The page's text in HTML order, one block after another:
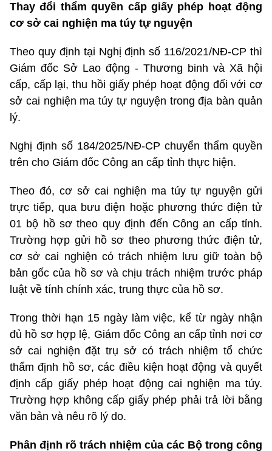
Thay đổi thẩm quyền cấp giấy phép hoạt động
cơ sở cai nghiện ma túy tự nguyện
Theo quy định tại Nghị định số 116/2021/NĐ-CP thì
Giám đốc Sở Lao động - Thương binh và Xã hội
cấp, cấp lại, thu hồi giấy phép hoạt động đối với cơ
sở cai nghiện ma túy tự nguyện trong địa bàn quản
lý.
Nghị định số 184/2025/NĐ-CP chuyển thẩm quyền
trên cho Giám đốc Công an cấp tỉnh thực hiện.
Theo đó, cơ sở cai nghiện ma túy tự nguyện gửi
trực tiếp, qua bưu điện hoặc phương thức điện tử
01 bộ hồ sơ theo quy định đến Công an cấp tỉnh.
Trường hợp gửi hồ sơ theo phương thức điện tử,
cơ sở cai nghiện có trách nhiệm lưu giữ toàn bộ
bản gốc của hồ sơ và chịu trách nhiệm trước pháp
luật về tính chính xác, trung thực của hồ sơ.
Trong thời hạn 15 ngày làm việc, kể từ ngày nhận
đủ hồ sơ hợp lệ, Giám đốc Công an cấp tỉnh nơi cơ
sở cai nghiện đặt trụ sở có trách nhiệm tổ chức
thẩm định hồ sơ, các điều kiện hoạt động và quyết
định cấp giấy phép hoạt động cai nghiện ma túy.
Trường hợp không cấp giấy phép phải trả lời bằng
văn bản và nêu rõ lý do.
Phân định rõ trách nhiệm của các Bộ trong công